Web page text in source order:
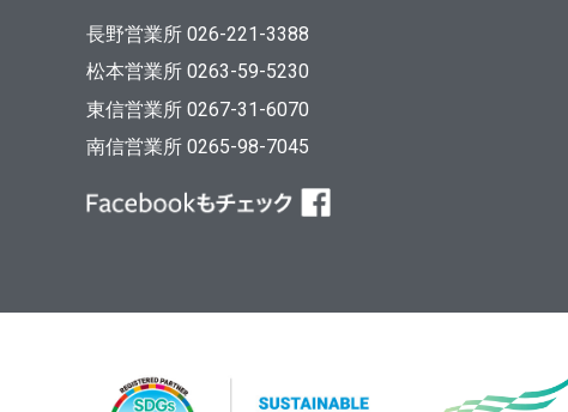
長野営業所 026-221-3388
松本営業所 0263-59-5230
東信営業所 0267-31-6070
南信営業所 0265-98-7045